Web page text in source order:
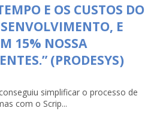
E OS CUSTOS DO
E
15% NOSSA
(PRODESYS)
simplificar o processo de
com o Scrip...